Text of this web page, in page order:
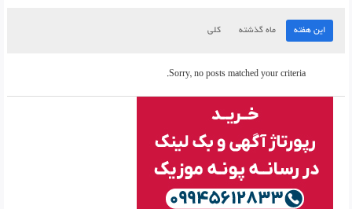
این هفته ماه گذشته کلی
Sorry, no posts matched your criteria.